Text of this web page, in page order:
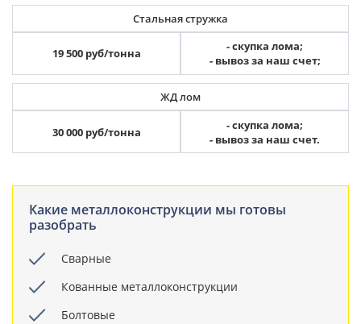
Стальная стружка
19 500 руб/тонна
- скупка лома;
- вывоз за наш счет;
ЖД лом
30 000 руб/тонна
- скупка лома;
- вывоз за наш счет.
Какие металлоконструкции мы готовы
разобрать
Сварные
Кованные металлоконструкции
Болтовые